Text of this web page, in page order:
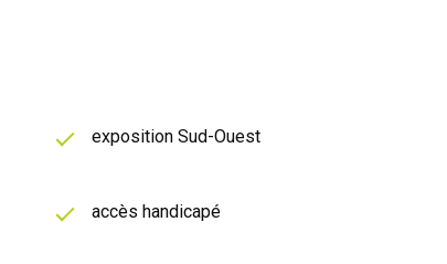
exposition Sud-Ouest
accès handicapé